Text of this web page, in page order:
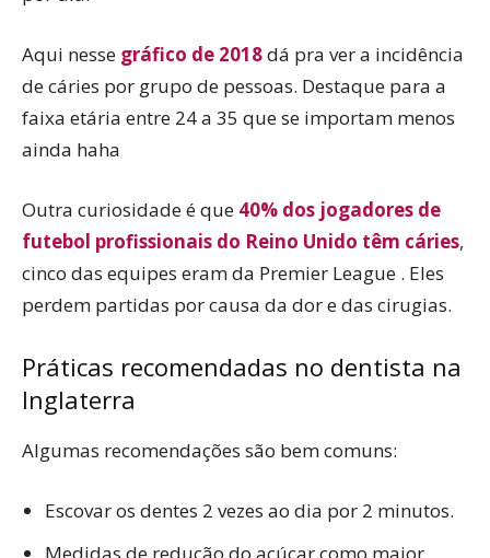
Aqui nesse gráfico de 2018dá pra ver a incidência
de cáries por grupo de pessoas. Destaque para a
faixa etária entre 24 a 35 que se importam menos
ainda haha
Outra curiosidade é que 40% dos jogadores de
futebol profissionais do Reino Unido têm cáries,
cinco das equipes eram da Premier League . Eles
perdem partidas por causa da dor e das cirugias.
Práticas recomendadas no dentista na
Inglaterra
Algumas recomendações são bem comuns:
Escovar os dentes 2 vezes ao dia por 2 minutos.